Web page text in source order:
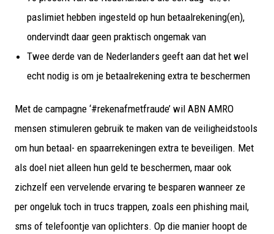
paslimiet hebben ingesteld op hun betaalrekening(en),
ondervindt daar geen praktisch ongemak van
Twee derde van de Nederlanders geeft aan dat het wel
echt nodig is om je betaalrekening extra te beschermen
Met de campagne ‘#rekenafmetfraude’ wil ABN AMRO
mensen stimuleren gebruik te maken van de veiligheidstools
om hun betaal- en spaarrekeningen extra te beveiligen. Met
als doel niet alleen hun geld te beschermen, maar ook
zichzelf een vervelende ervaring te besparen wanneer ze
per ongeluk toch in trucs trappen, zoals een phishing mail,
sms of telefoontje van oplichters. Op die manier hoopt de